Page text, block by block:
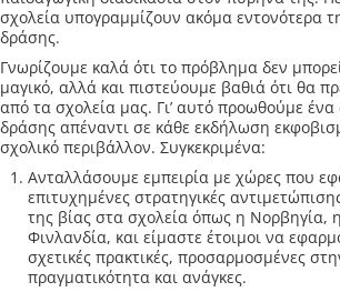
σχολεία υπογραμμίζουν ακόμα εντονότερα
δράσης.
Γνωρίζουμε καλά ότι το πρόβλημα δεν
μαγικό, αλλά και πιστεύουμε βαθιά ότι θα
από τα σχολεία μας. Γι’ αυτό προωθούμε ένα
δράσης απέναντι σε κάθε εκδήλωση
σχολικό περιβάλλον. Συγκεκριμένα:
Ανταλλάσουμε εμπειρία με χώρες που
επιτυχημένες στρατηγικές
της βίας στα σχολεία όπως η Νορβηγία,
Φινλανδία, και είμαστε έτοιμοι να
σχετικές πρακτικές, προσαρμοσμένες
πραγματικότητα και ανάγκες.